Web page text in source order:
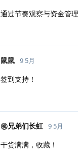
通过节奏观察与资金管
鼠鼠 9 5月
签到支持！
㊗️兄弟们长虹 9 5月
干货满满，收藏！